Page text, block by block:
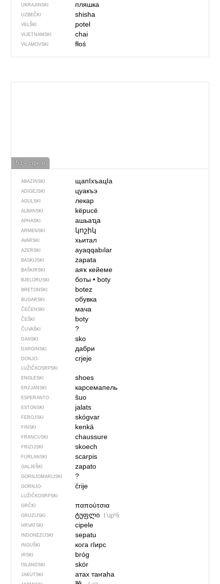
UKRAJINSKI пляшка
UZBEČKI shisha
VELŠKI potel
VIJETNAMSKI chai
VILAMOVSKI fłoś
53 – cipele
ABAZINSKI щапIхъацIа
ADIGEJSKI цуакъэ
AGULSKI лекар
ALBANSKI këpucë
APHASKI ашьаҵа
ARMENSKI կոշիկ
AVARSKI хьитал
AZERSKI ayaqqabılar
BASKIJSKI zapata
BAŠKIRSKI аяҡ кейеме
BJELORUSKI боты• boty
BRETONSKI botez
BUGARSKI обувка
ČEČENSKI мача
ČEŠKI boty
ČUVAŠKI ?
DANSKI sko
DARGINSKI дабри
DONJO­
LUŽIČKOSRPSKI
crjeje
ENGLESKI shoes
ERZJANSKI карсемапель
ESPERANTO ŝuo
ESTONSKI jalats
FEROJSKI skógvar
FINSKI kenkä
FRANCUSKI chaussure
FRIZIJSKI skoech
FURLANSKI scarpis
GALJEŠKI zapato
GORNJOMARIJSKI ?
GORNJO­
LUŽIČKOSRPSKI
črije
GRČKI παπούτσια
GRUZIJSKI ტუფლი tʼupʰli
HRVATSKI cipele
INDONEZIJSKI sepatu
INGUŠKI кога гIирс
IRSKI bróg
ISLANDSKI skór
JAKUTSKI атах таҥаһа